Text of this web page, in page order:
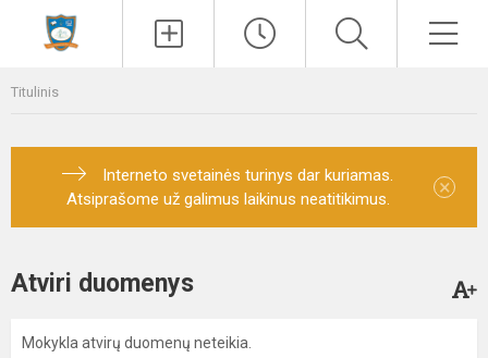
Titulinis
Interneto svetainės turinys dar kuriamas.
Atsiprašome už galimus laikinus neatitikimus.
×
Atviri duomenys
Mokykla atvirų duomenų neteikia.